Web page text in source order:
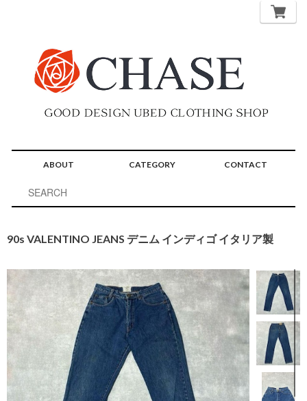
ABOUT CATEGORY CONTACT
90s VALENTINO JEANS デニム インディゴ イタリア製